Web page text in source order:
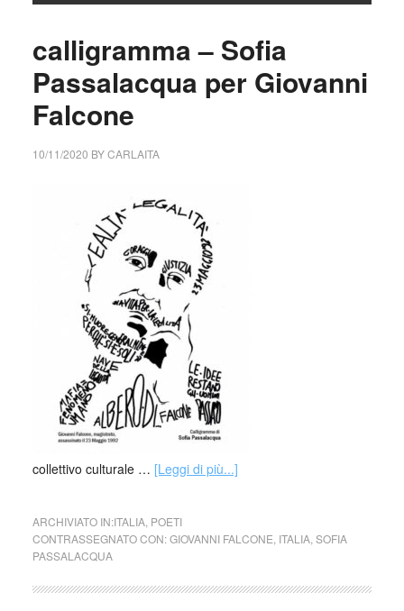
calligramma – Sofia
Passalacqua per Giovanni
Falcone
10/11/2020 BYCARLAITA
collettivo culturale … [Leggi di più...]
ARCHIVIATO IN:ITALIA, POETI
CONTRASSEGNATO CON:GIOVANNI FALCONE ITALIA, SOFIA
PASSALACQUA